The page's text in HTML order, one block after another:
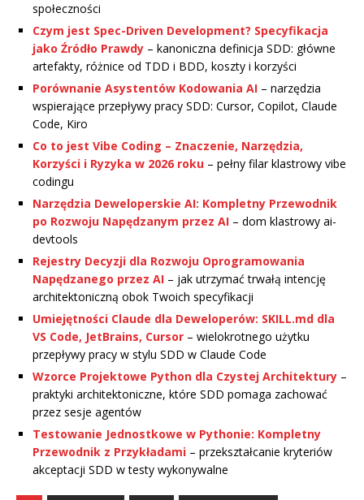
społeczności
Czym jest Spec-Driven Development? Specyfikacja
jako Źródło Prawdy – kanoniczna definicja SDD: główne
artefakty, różnice od TDD i BDD, koszty i korzyści
Porównanie Asystentów Kodowania AI – narzędzia
wspierające przepływy pracy SDD: Cursor, Copilot, Claude
Code, Kiro
Co to jest Vibe Coding – Znaczenie, Narzędzia,
Korzyści i Ryzyka w 2026 roku – pełny filar klastrowy vibe
codingu
Narzędzia Deweloperskie AI: Kompletny Przewodnik
po Rozwoju Napędzanym przez AI – dom klastrowy ai-
devtools
Rejestry Decyzji dla Rozwoju Oprogramowania
Napędzanego przez AI – jak utrzymać trwałą intencję
architektoniczną obok Twoich specyfikacji
Umiejętności Claude dla Deweloperów: SKILL.md dla
VS Code, JetBrains, Cursor – wielokrotnego użytku
przepływy pracy w stylu SDD w Claude Code
Wzorce Projektowe Python dla Czystej Architektury –
praktyki architektoniczne, które SDD pomaga zachować
przez sesje agentów
Testowanie Jednostkowe w Pythonie: Kompletny
Przewodnik z Przykładami – przekształcanie kryteriów
akceptacji SDD w testy wykonywalne